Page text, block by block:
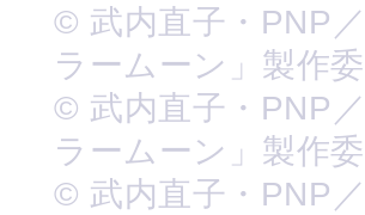
© 武内直子・PNP
ラームーン」製作
© 武内直子・PNP
ラームーン」製作
© 武内直子・PNP